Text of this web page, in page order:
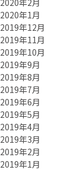
2020年2月
2020年1月
2019年12月
2019年11月
2019年10月
2019年9月
2019年8月
2019年7月
2019年6月
2019年5月
2019年4月
2019年3月
2019年2月
2019年1月